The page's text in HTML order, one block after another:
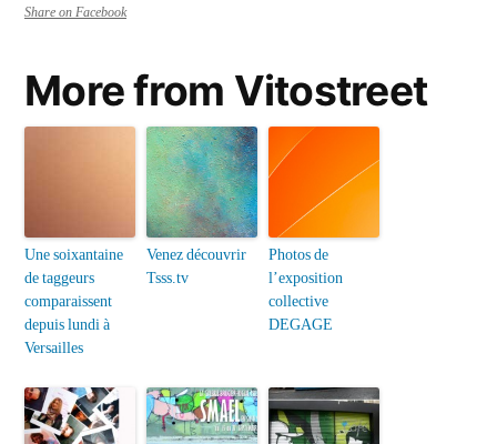
Share on Facebook
More from Vitostreet
Une soixantaine
de taggeurs
comparaissent
depuis lundi à
Versailles
Venez découvrir
Tsss.tv
Photos de
l’exposition
collective
DEGAGE